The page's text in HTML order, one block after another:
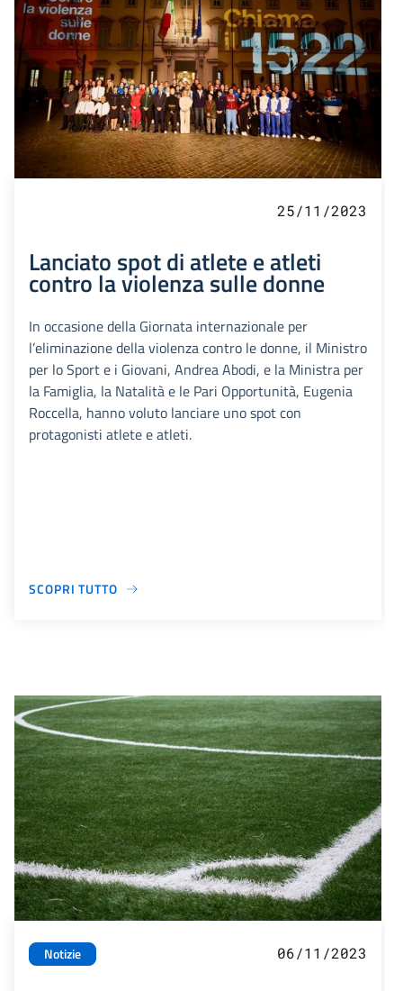
25/11/2023
Lanciato spot di atlete e atleti
contro la violenza sulle donne
In occasione della Giornata internazionale per
l’eliminazione della violenza contro le donne, il Ministro
per lo Sport e i Giovani, Andrea Abodi, e la Ministra per
la Famiglia, la Natalità e le Pari Opportunità, Eugenia
Roccella, hanno voluto lanciare uno spot con
protagonisti atlete e atleti.
SCOPRI TUTTO
Notizie 06/11/2023